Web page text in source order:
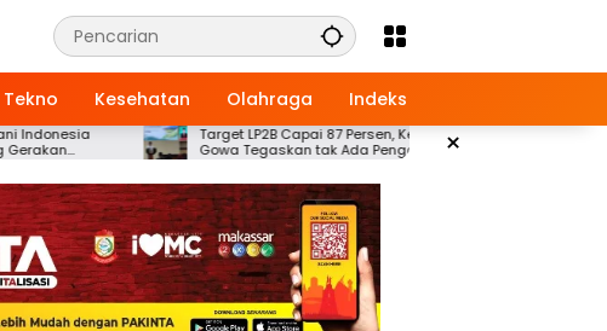
Tekno Kesehatan Olahraga Indeks
×
Target LP2B Capai 87 Persen, Kepala BPN
Gowa Tegaskan tak Ada Pengalihan Lahan
Pertanian